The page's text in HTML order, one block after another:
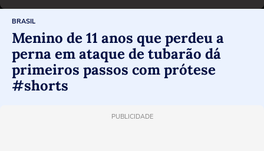
BRASIL
Menino de 11 anos que perdeu a
perna em ataque de tubarão dá
primeiros passos com prótese
#shorts
PUBLICIDADE